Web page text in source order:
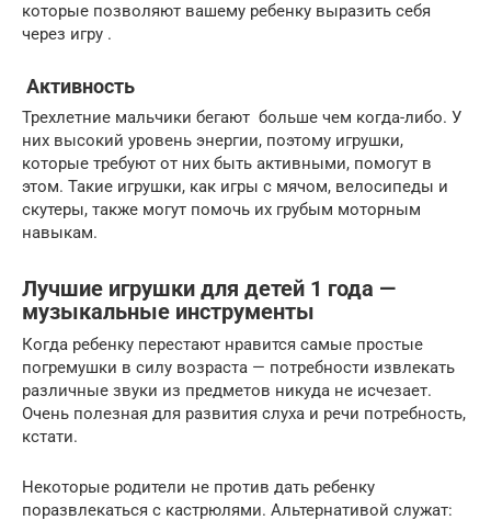
которые позволяют вашему ребенку выразить себя
через игру .
Активность
Трехлетние мальчики бегают больше чем когда-либо. У
них высокий уровень энергии, поэтому игрушки,
которые требуют от них быть активными, помогут в
этом. Такие игрушки, как игры с мячом, велосипеды и
скутеры, также могут помочь их грубым моторным
навыкам.
Лучшие игрушки для детей 1 года —
музыкальные инструменты
Когда ребенку перестают нравится самые простые
погремушки в силу возраста — потребности извлекать
различные звуки из предметов никуда не исчезает.
Очень полезная для развития слуха и речи потребность,
кстати.
Некоторые родители не против дать ребенку
поразвлекаться с кастрюлями. Альтернативой служат: